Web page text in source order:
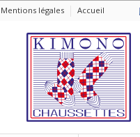
Mentions légales Accueil